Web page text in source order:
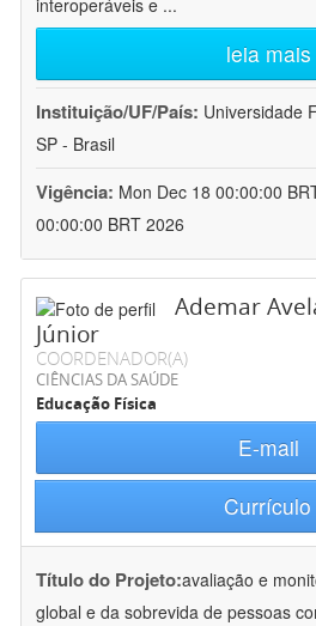
interoperáveis e ...
leia mais
Instituição/UF/País: Universidade
SP - Brasil
Vigência: Mon Dec 18 00:00:00
00:00:00 BRT 2026
Ademar
Júnior
COORDENADOR(A)
CIÊNCIAS DA SAÚDE
Educação Física
E-mail
Currículo
Título do Projeto:avaliação e
global e da sobrevida de pessoas